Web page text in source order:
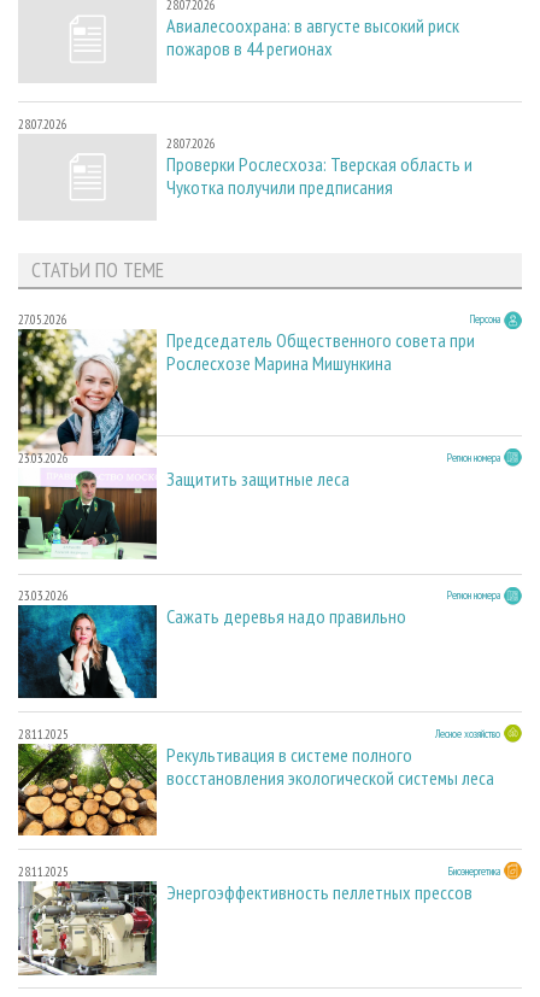
28.07.2026
Авиалесоохрана: в августе высокий риск
пожаров в 44 регионах
28.07.2026
28.07.2026
Проверки Рослесхоза: Тверская область и
Чукотка получили предписания
СТАТЬИ ПО ТЕМЕ
27.05.2026 Персона
Председатель Общественного совета при
Рослесхозе Марина Мишункина
23.03.2026 Регион номера
Защитить защитные леса
23.03.2026 Регион номера
Сажать деревья надо правильно
28.11.2025 Лесное хозяйство
Рекультивация в системе полного
восстановления экологической системы леса
28.11.2025 Биоэнергетика
Энергоэффективность пеллетных прессов